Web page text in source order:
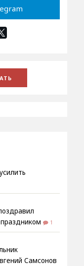
1
Самсонов